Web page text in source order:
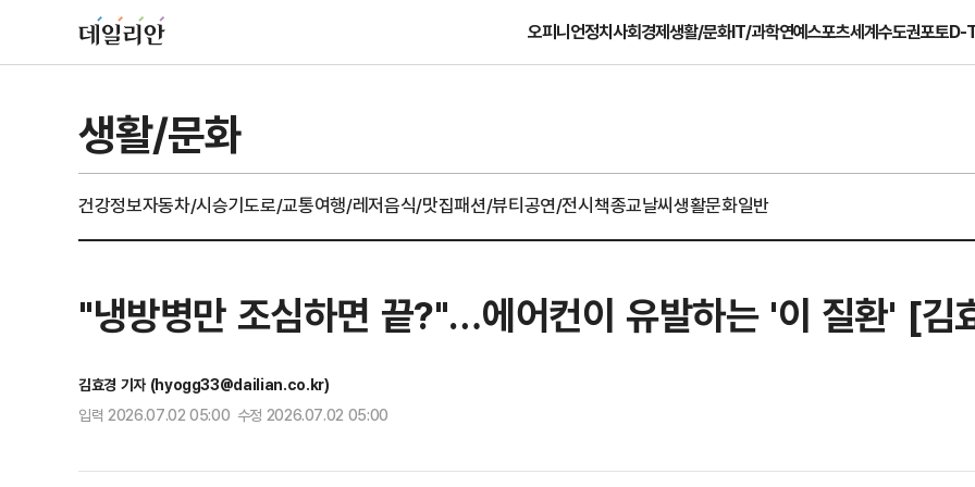
오피니언정치사회경제생활/문화IT/과학연예스포츠세계수도권포토D-
생활/문화
건강정보자동차/시승기도로/교통여행/레저음식/맛집패션/뷰티공연/전시책종교날씨생활문화일반
"냉방병만 조심하면 끝?"…에어컨이 유발하는 '이 질환' [김
김효경 기자 (hyogg33@dailian.co.kr)
입력 2026.07.02 05:00 수정 2026.07.02 05:00